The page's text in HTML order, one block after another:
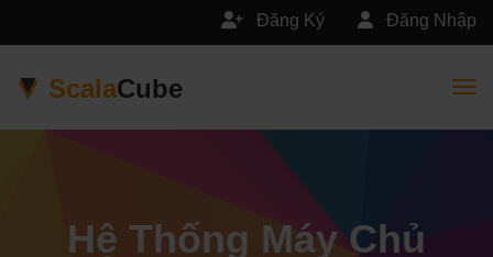
Đăng Nhập
Đăng Ký
ScalaCube
Hệ Thống Máy Chủ